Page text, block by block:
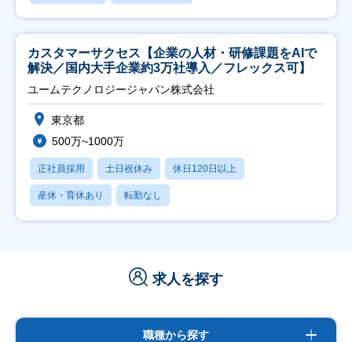
カスタマーサクセス【企業の人材・研修課題をAIで
解決／国内大手企業約3万社導入／フレックス可】
ユームテクノロジージャパン株式会社
東京都
500万~1000万
正社員採用 土日祝休み 休日120日以上
産休・育休あり 転勤なし
求人を探す
職種から探す